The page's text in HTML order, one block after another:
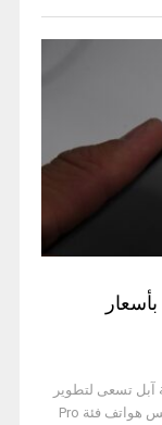
تسعى لتطوير
فئة جديدة من هواتف آيفون ستطرحها بأسعار تنافس هواتف فئة Pro